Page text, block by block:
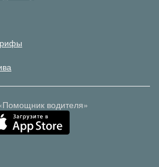
водителя»